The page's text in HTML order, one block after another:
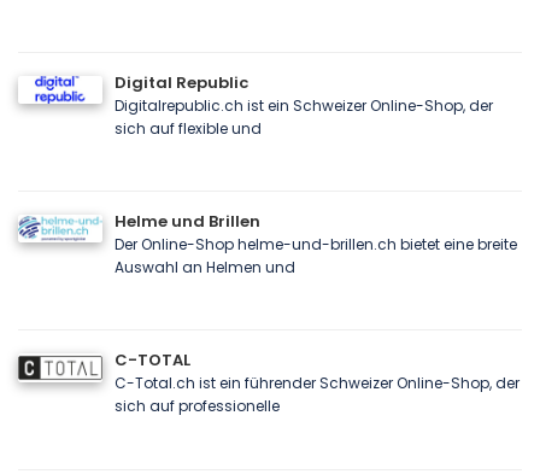
Digital Republic
Digitalrepublic.ch ist ein Schweizer Online-Shop, der
sich auf flexible und
Helme und Brillen
Der Online-Shop helme-und-brillen.ch bietet eine breite
Auswahl an Helmen und
C-TOTAL
C-Total.ch ist ein führender Schweizer Online-Shop, der
sich auf professionelle